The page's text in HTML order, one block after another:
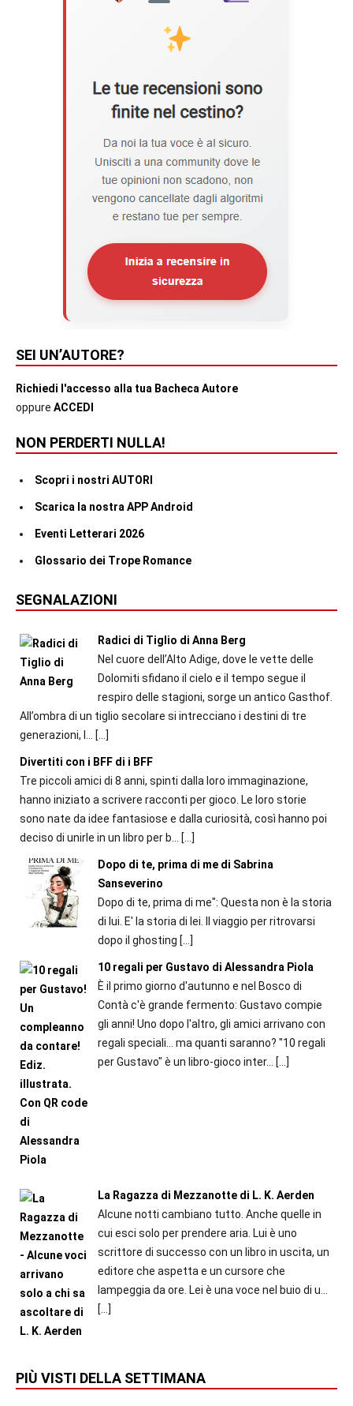
SEI UN’AUTORE?
Richiedi l'accesso alla tua Bacheca Autore
oppure ACCEDI
NON PERDERTI NULLA!
Scopri i nostri AUTORI
Scarica la nostra APP Android
Eventi Letterari 2026
Glossario dei Trope Romance
SEGNALAZIONI
Radici di Tiglio di Anna Berg
Nel cuore dell’Alto Adige, dove le vette delle
Dolomiti sfidano il cielo e il tempo segue il
respiro delle stagioni, sorge un antico Gasthof.
All’ombra di un tiglio secolare si intrecciano i destini di tre
generazioni, l...
[…]
Divertiti con i BFF di i BFF
Tre piccoli amici di 8 anni, spinti dalla loro immaginazione,
hanno iniziato a scrivere racconti per gioco. Le loro storie
sono nate da idee fantasiose e dalla curiosità, così hanno poi
deciso di unirle in un libro per b...
[…]
Dopo di te, prima di me di Sabrina
Sanseverino
Dopo di te, prima di me": Questa non è la storia
di lui. E' la storia di lei. Il viaggio per ritrovarsi
dopo il ghosting […]
10 regali per Gustavo di Alessandra Piola
È il primo giorno d'autunno e nel Bosco di
Contà c'è grande fermento: Gustavo compie
gli anni! Uno dopo l'altro, gli amici arrivano con
regali speciali... ma quanti saranno? "10 regali
per Gustavo" è un libro-gioco inter...
[…]
La Ragazza di Mezzanotte di L. K. Aerden
Alcune notti cambiano tutto. Anche quelle in
cui esci solo per prendere aria. Lui è uno
scrittore di successo con un libro in uscita, un
editore che aspetta e un cursore che
lampeggia da ore. Lei è una voce nel buio di u...
[…]
PIÙ VISTI DELLA SETTIMANA